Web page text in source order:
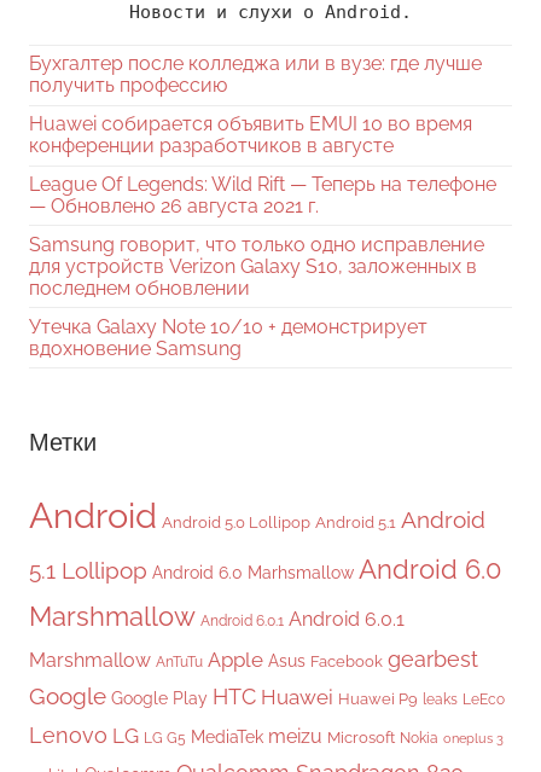
Новости и слухи о Android.
Бухгалтер после колледжа или в вузе: где лучше
получить профессию
Huawei собирается объявить EMUI 10 во время
конференции разработчиков в августе
League Of Legends: Wild Rift — Теперь на телефоне
— Обновлено 26 августа 2021 г.
Samsung говорит, что только одно исправление
для устройств Verizon Galaxy S10, заложенных в
последнем обновлении
Утечка Galaxy Note 10/10 + демонстрирует
вдохновение Samsung
Метки
Android Android 5.0 Lollipop Android 5.1 Android
5.1 Lollipop Android 6.0 Marhsmallow Android 6.0
Marshmallow Android 6.0.1 Android 6.0.1
Marshmallow AnTuTu Apple Asus Facebook gearbest
Google Google Play HTC Huawei Huawei P9 leaks LeEco
Lenovo LG LG G5 MediaTek meizu Microsoft Nokia oneplus 3